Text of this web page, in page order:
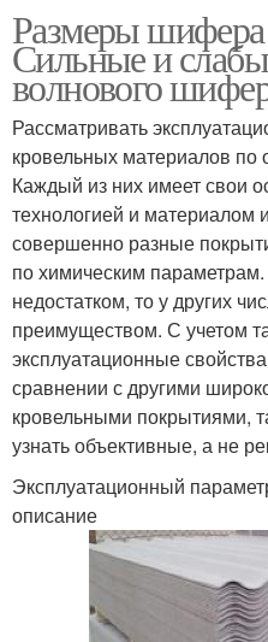
Размеры шифера
Сильные и
волнового
Рассматривать
кровельных материалов по
Каждый из них имеет свои
технологией и материалом
совершенно разные
по химическим
недостатком, то у других
преимуществом. С учетом
эксплуатационные
сравнении с другими
кровельными покрытиями,
узнать объективные, а не
Эксплуатационный
описание